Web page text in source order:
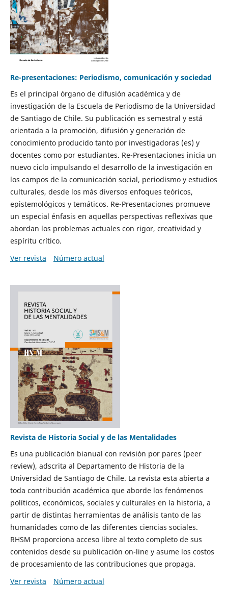
Re-presentaciones: Periodismo, comunicación y sociedad
Es el principal órgano de difusión académica y de
investigación de la Escuela de Periodismo de la Universidad
de Santiago de Chile. Su publicación es semestral y está
orientada a la promoción, difusión y generación de
conocimiento producido tanto por investigadoras (es) y
docentes como por estudiantes. Re-Presentaciones inicia un
nuevo ciclo impulsando el desarrollo de la investigación en
los campos de la comunicación social, periodismo y estudios
culturales, desde los más diversos enfoques teóricos,
epistemológicos y temáticos. Re-Presentaciones promueve
un especial énfasis en aquellas perspectivas reflexivas que
abordan los problemas actuales con rigor, creatividad y
espíritu crítico.
Ver revista
Número actual
Revista de Historia Social y de las Mentalidades
Es una publicación bianual con revisión por pares (peer
review), adscrita al Departamento de Historia de la
Universidad de Santiago de Chile. La revista esta abierta a
toda contribución académica que aborde los fenómenos
políticos, económicos, sociales y culturales en la historia, a
partir de distintas herramientas de análisis tanto de las
humanidades como de las diferentes ciencias sociales.
RHSM proporciona acceso libre al texto completo de sus
contenidos desde su publicación on-line y asume los costos
de procesamiento de las contribuciones que propaga.
Ver revista
Número actual